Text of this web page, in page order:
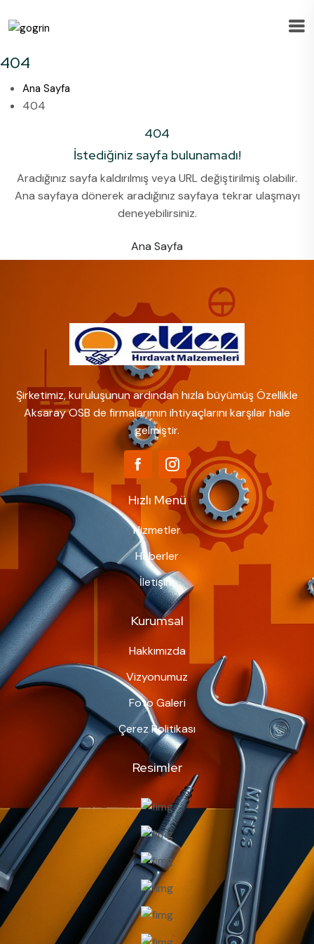
404
Ana Sayfa
404
404
İstediğiniz sayfa bulunamadı!
Aradığınız sayfa kaldırılmış veya URL değiştirilmiş olabilir.
Ana sayfaya dönerek aradığınız sayfaya tekrar ulaşmayı
deneyebilirsiniz.
Ana Sayfa
Şirketimiz, kuruluşunun ardından hızla büyümüş Özellikle
Aksaray OSB de firmalarımın ihtiyaçlarını karşılar hale
gelmiştir.
Hızlı Menü
Hizmetler
Haberler
İletişim
Kurumsal
Hakkımızda
Vizyonumuz
Foto Galeri
Çerez Politikası
Resimler